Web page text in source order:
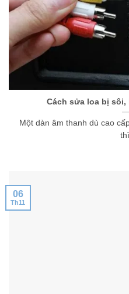
Cách sửa loa bị
Một dàn âm thanh dù cao
06
Th11